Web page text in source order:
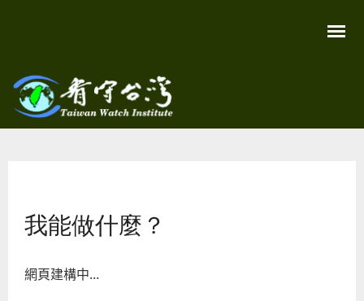
容
Watch
我能做什麼？
網頁建構中...